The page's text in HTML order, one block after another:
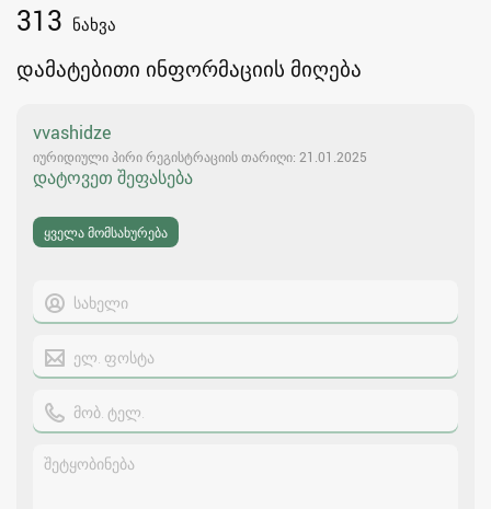
313 ნახვა
დამატებითი ინფორმაციის მიღება
vvashidze
იურიდიული პირი რეგისტრაციის თარიღი: 21.01.2025
დატოვეთ შეფასება
ყველა მომსახურება